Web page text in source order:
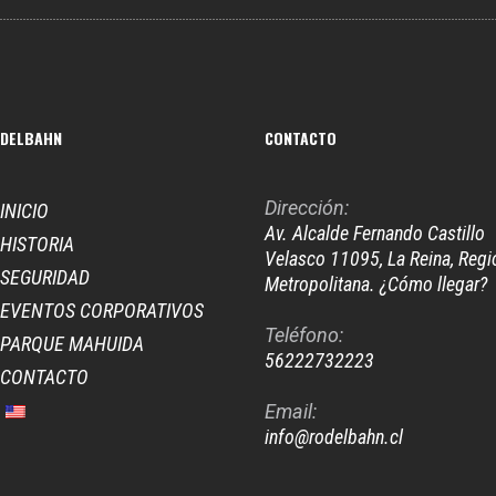
INICIO
HISTORIA
SEGURIDAD
EVENTOS CORPORATIVOS
PARQUE MAHUIDA
CONTACTO
CONTACTO
Dirección:
Av. Alcalde Fernando Castillo
Velasco 11095, La Reina,
Metropolitana. ¿Cómo llegar?
Teléfono:
56222732223
Email:
info@rodelbahn.cl